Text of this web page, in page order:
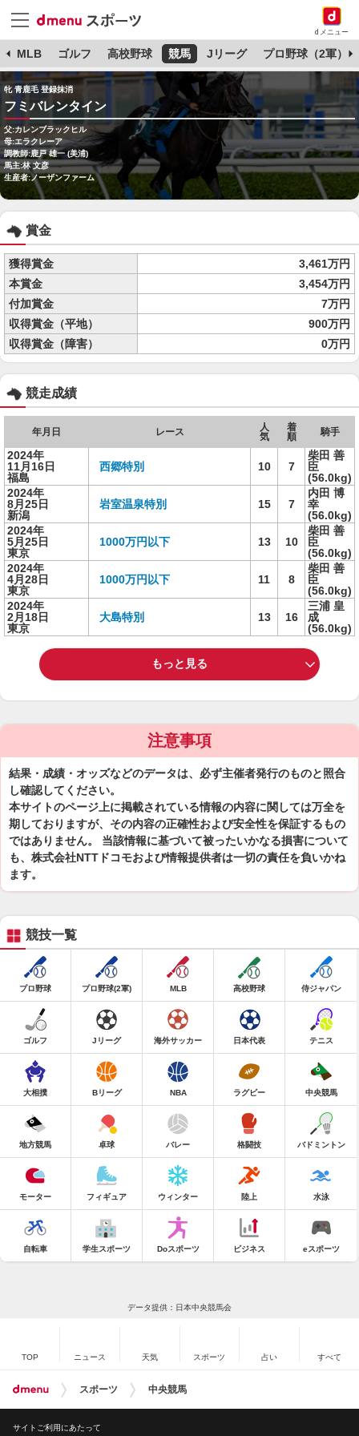
dメニュー
MLB ゴルフ 高校野球 競馬 Jリーグ プロ野球（2軍）
牝 青鹿毛 登録抹消
フミバレンタイン
父:カレンブラックヒル
母:エラクレーア
調教師:鹿戸 雄一 (美浦)
馬主:林 文彦
生産者:ノーザンファーム
賞金
獲得賞金
3,461万円
本賞金
3,454万円
付加賞金
7万円
収得賞金（平地）
900万円
収得賞金（障害）
0万円
競走成績
年月日 レース
人
気
着
順
騎手
2024年
11月16日
福島
西郷特別 10 7
柴田 善
臣
(56.0kg)
2024年
8月25日
新潟
岩室温泉特別 15 7
内田 博
幸
(56.0kg)
2024年
5月25日
東京
1000万円以下 13 10
柴田 善
臣
(56.0kg)
2024年
4月28日
東京
1000万円以下 11 8
柴田 善
臣
(56.0kg)
2024年
2月18日
東京
大島特別 13 16
三浦 皇
成
(56.0kg)
もっと見る
注意事項
結果・成績・オッズなどのデータは、必ず主催者発行のものと照合
し確認してください。
本サイトのページ上に掲載されている情報の内容に関しては万全を
期しておりますが、その内容の正確性および安全性を保証するもの
ではありません。 当該情報に基づいて被ったいかなる損害について
も、株式会社NTTドコモおよび情報提供者は一切の責任を負いかね
ます。
競技一覧
プロ野球 プロ野球(2軍) MLB 高校野球 侍ジャパン
ゴルフ Jリーグ 海外サッカー 日本代表 テニス
大相撲 Bリーグ NBA ラグビー 中央競馬
地方競馬 卓球 バレー 格闘技 バドミントン
モーター フィギュア ウィンター 陸上 水泳
自転車 学生スポーツ Doスポーツ ビジネス eスポーツ
データ提供：日本中央競馬会
TOP ニュース 天気 スポーツ 占い すべて
スポーツ 中央競馬
サイトご利用にあたって